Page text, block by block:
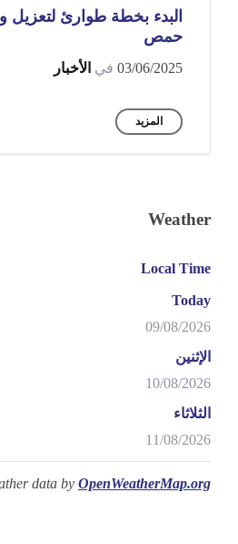
البدء بخطة طوارئ لتعزيل
حمص
03/06/2025 في الأخبار
المزيد
Weather
Local Time
Today
09/08/2026
الإثنين
10/08/2026
الثلاثاء
11/08/2026
data by OpenWeatherMap.org